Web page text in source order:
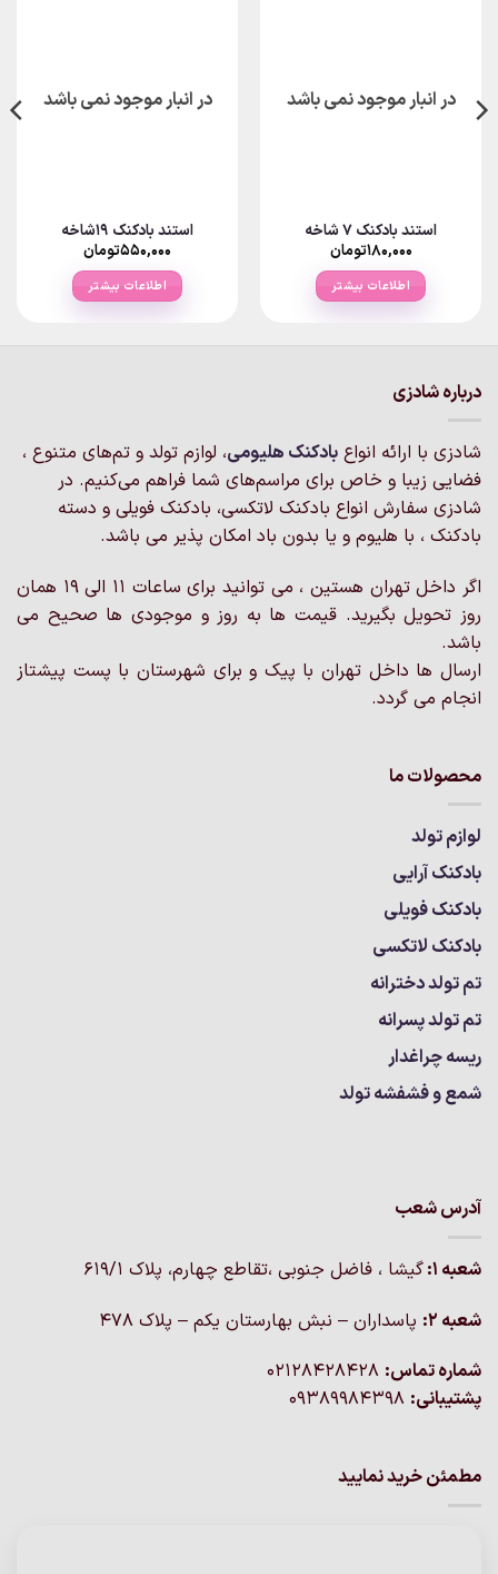
در انبار موجود نمی باشد
استند بادکنک ۷ شاخه
۱۸۰,۰۰۰تومان
اطلاعات بیشتر
در انبار موجود نمی باشد
استند بادکنک ۱۹شاخه
۵۵۰,۰۰۰تومان
اطلاعات بیشتر
درباره شادزی
شادزی با ارائه انواع بادکنک‌ هلیومی، لوازم تولد و تم‌های متنوع ،
فضایی زیبا و خاص برای مراسم‌های شما فراهم می‌کنیم. در
شادزی سفارش انواع بادکنک لاتکسی، بادکنک فویلی و دسته
بادکنک ، با هلیوم و یا بدون باد امکان پذیر می باشد.
اگر داخل تهران هستین ، می توانید برای ساعات 11 الی 19 همان
روز تحویل بگیرید. قیمت ها به روز و موجودی ها صحیح می
باشد.
ارسال ها داخل تهران با پیک و برای شهرستان با پست پیشتاز
انجام می گردد.
محصولات ما
لوازم تولد
بادکنک آرایی
بادکنک فویلی
بادکنک لاتکسی
تم تولد دخترانه
تم تولد پسرانه
ریسه چراغدار
شمع و فشفشه تولد
آدرس شعب
شعبه 1:
گيشا ، فاضل جنوبی ،تقاطع چهارم، پلاک 619/1
شعبه 2:
پاسداران – نبش بهارستان یکم – پلاک ۴۷۸
شماره تماس:
پشتیبانی:
مطمئن خرید نمایید